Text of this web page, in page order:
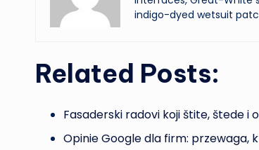
indigo-dyed wetsuit
Related Posts:
Fasaderski radovi koji štite, štede i
Opinie Google dla firm: przewaga,